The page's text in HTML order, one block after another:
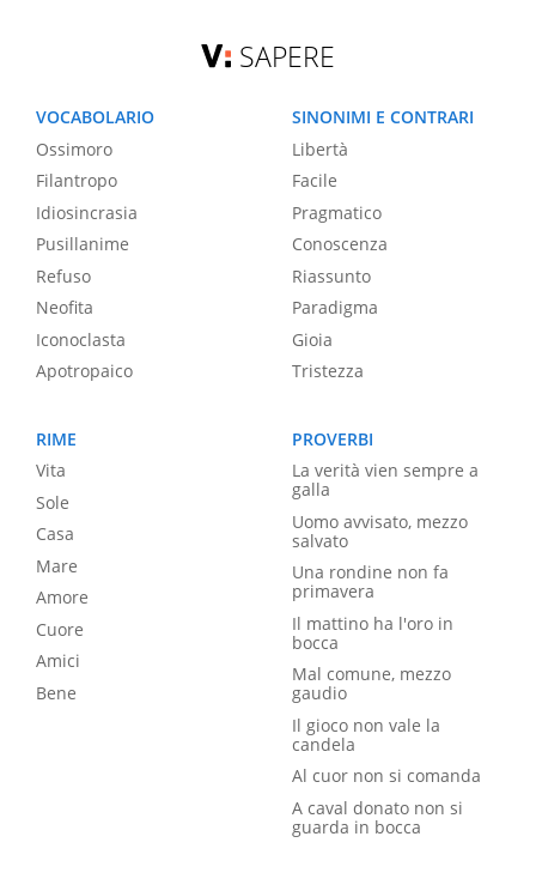
SAPERE
VOCABOLARIO
Ossimoro
Filantropo
Idiosincrasia
Pusillanime
Refuso
Neofita
Iconoclasta
Apotropaico
SINONIMI E CONTRARI
Libertà
Facile
Pragmatico
Conoscenza
Riassunto
Paradigma
Gioia
Tristezza
RIME
Vita
Sole
Casa
Mare
Amore
Cuore
Amici
Bene
PROVERBI
La verità vien sempre a
galla
Uomo avvisato, mezzo
salvato
Una rondine non fa
primavera
Il mattino ha l'oro in
bocca
Mal comune, mezzo
gaudio
Il gioco non vale la
candela
Al cuor non si comanda
A caval donato non si
guarda in bocca